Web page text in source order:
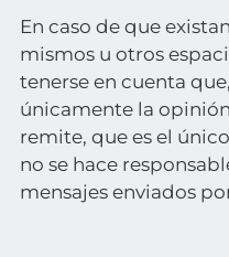
En caso de que
mismos u otros
tenerse en cuenta
únicamente la
remite, que es el
no se hace
mensajes enviados